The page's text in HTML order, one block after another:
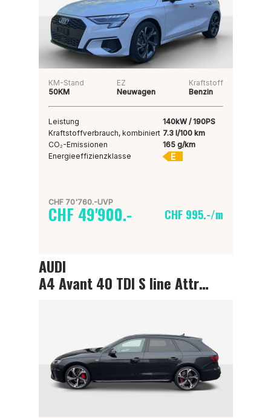
KM-Stand
50KM
EZ
Neuwagen
Kraftstoff
Benzin
Leistung
140kW / 190PS
Kraftstoffverbrauch, kombiniert 7.3 l/100 km
CO₂-Emissionen
165 g/km
Energieeffizienzklasse
E
CHF 70'760.-UVP
CHF 49'900.- CHF 995.-/m
AUDI
A4 Avant 40 TDI S line Attraction